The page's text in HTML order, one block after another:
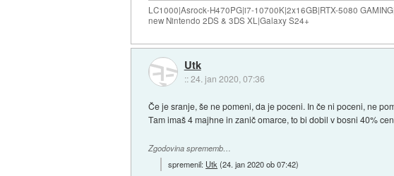
LC1000|Asrock-H470PG|i7-10700K|2x16GB|RTX-5080
new Nintendo 2DS & 3DS XL|Galaxy S24+
Utk
::24. jan 2020, 07:36
Če je sranje, še ne pomeni, da je poceni. In če ni poceni, ne
Tam imaš 4 majhne in zanič omarce, to bi dobil v bosni 40%
Zgodovina sprememb…
spremenil: Utk (24. jan 2020 ob 07:42)